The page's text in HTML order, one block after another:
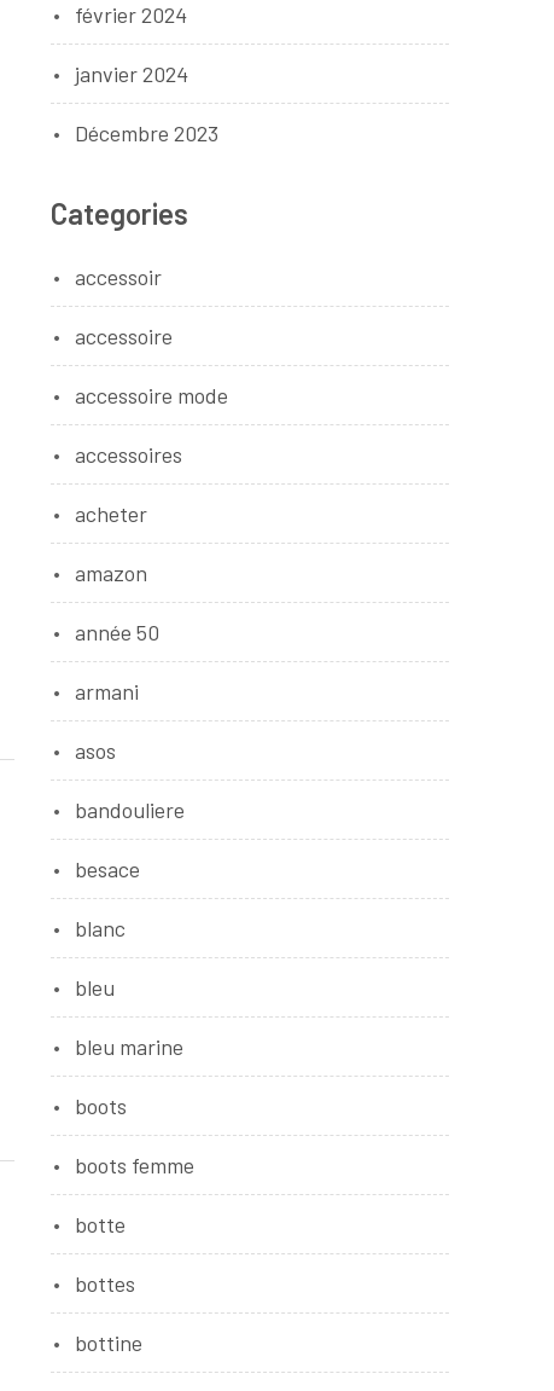
février 2024
janvier 2024
Décembre 2023
Categories
accessoir
accessoire
accessoire mode
accessoires
acheter
amazon
année 50
armani
asos
bandouliere
besace
blanc
bleu
bleu marine
boots
boots femme
botte
bottes
bottine